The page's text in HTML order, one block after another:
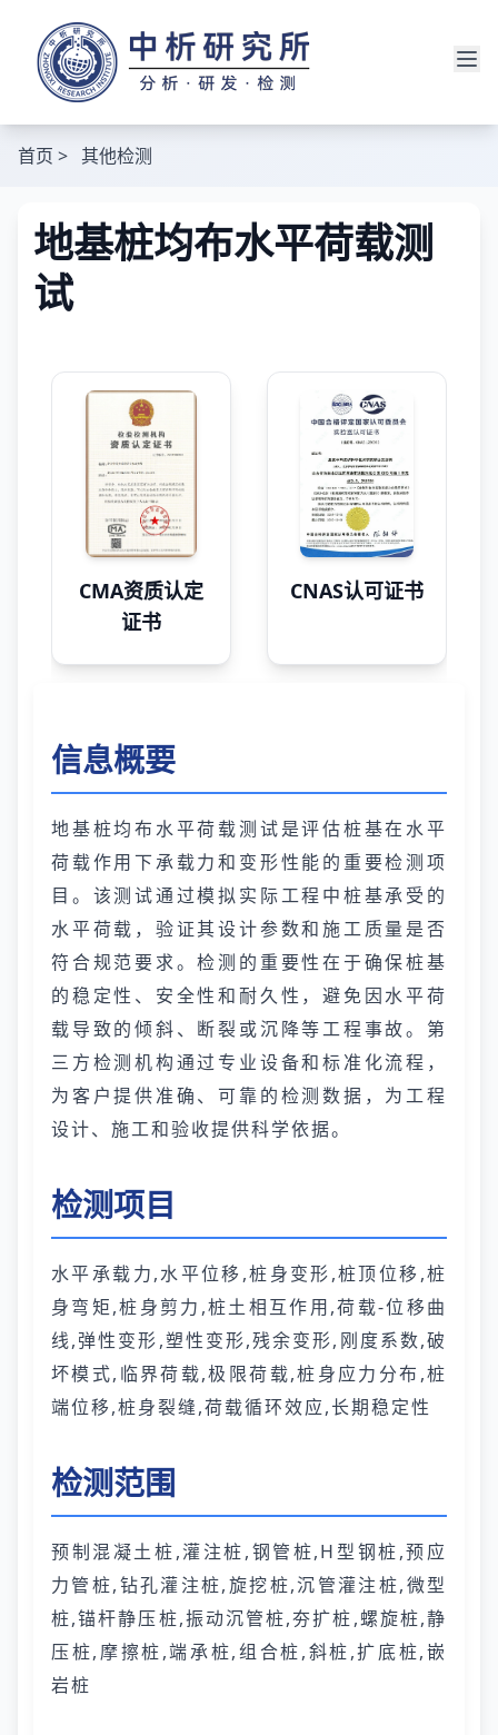
首页 > 其他检测
地基桩均布水平荷载测
试
CMA资质认定
证书
CNAS认可证书
信息概要
地基桩均布水平荷载测试是评估桩基在水平
荷载作用下承载力和变形性能的重要检测项
目。该测试通过模拟实际工程中桩基承受的
水平荷载，验证其设计参数和施工质量是否
符合规范要求。检测的重要性在于确保桩基
的稳定性、安全性和耐久性，避免因水平荷
载导致的倾斜、断裂或沉降等工程事故。第
三方检测机构通过专业设备和标准化流程，
为客户提供准确、可靠的检测数据，为工程
设计、施工和验收提供科学依据。
检测项目
水平承载力,水平位移,桩身变形,桩顶位移,桩
身弯矩,桩身剪力,桩土相互作用,荷载-位移曲
线,弹性变形,塑性变形,残余变形,刚度系数,破
坏模式,临界荷载,极限荷载,桩身应力分布,桩
端位移,桩身裂缝,荷载循环效应,长期稳定性
检测范围
预制混凝土桩,灌注桩,钢管桩,H型钢桩,预应
力管桩,钻孔灌注桩,旋挖桩,沉管灌注桩,微型
桩,锚杆静压桩,振动沉管桩,夯扩桩,螺旋桩,静
压桩,摩擦桩,端承桩,组合桩,斜桩,扩底桩,嵌
岩桩